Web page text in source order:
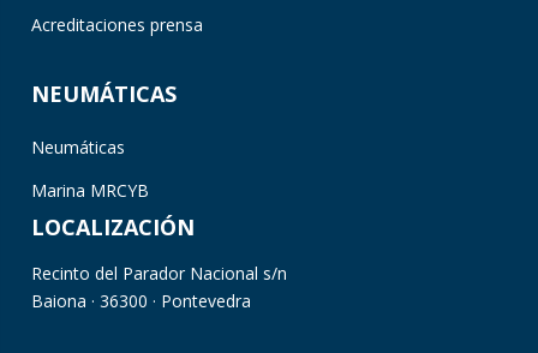
Acreditaciones prensa
NEUMÁTICAS
Neumáticas
Marina MRCYB
LOCALIZACIÓN
Recinto del Parador Nacional s/n
Baiona · 36300 · Pontevedra